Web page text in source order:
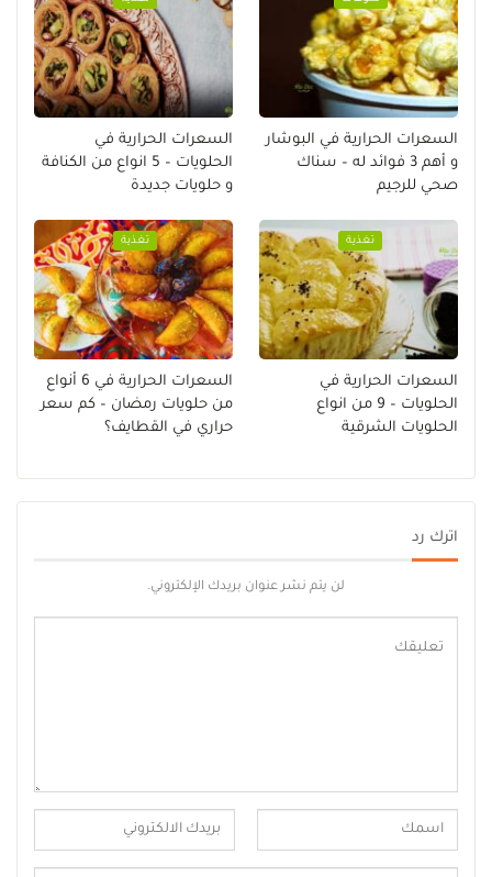
السعرات الحرارية في البوشار
و أهم 3 فوائد له – سناك
صحي للرجيم
السعرات الحرارية في
الحلويات – 5 انواع من الكنافة
و حلويات جديدة
تغذية
السعرات الحرارية في
الحلويات – 9 من انواع
الحلويات الشرقية
تغذية
السعرات الحرارية في 6 أنواع
من حلويات رمضان – كم سعر
حراري في القطايف؟
اترك رد
لن يتم نشر عنوان بريدك الإلكتروني.